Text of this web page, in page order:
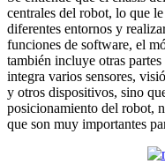
centrales del robot, lo que
diferentes entornos y
funciones de software, el
también incluye otras
integra varios sensores,
y otros dispositivos, sino
posicionamiento del robot,
que son muy importantes